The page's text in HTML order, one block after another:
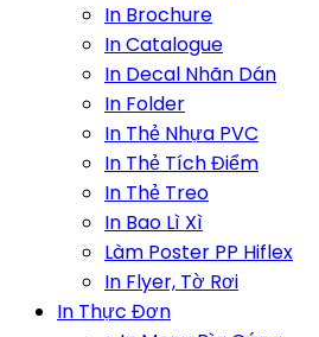
In Brochure
In Catalogue
In Decal Nhãn Dán
In Folder
In Thẻ Nhựa PVC
In Thẻ Tích Điểm
In Thẻ Treo
In Bao Lì Xì
Làm Poster PP Hiflex
In Flyer, Tờ Rơi
In Thực Đơn